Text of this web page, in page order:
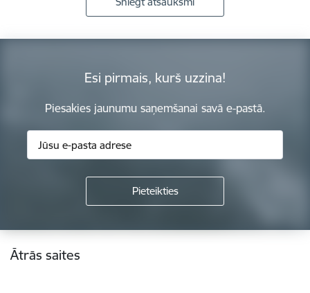
Esi pirmais, kurš uzzina!
Piesakies jaunumu saņemšanai savā e-pastā.
Kājene
Ātrās saites